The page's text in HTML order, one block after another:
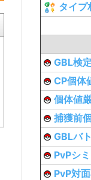
タイプ
GBL検定
CP個体
個体値
捕獲前
GBLバ
PvPシ
PvP対